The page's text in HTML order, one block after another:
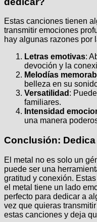
Estas canciones tienen
transmitir emociones
hay algunas razones por
Letras emotivas:
devoción y la
Melodías
belleza en su
Versatilidad :
familiares.
Intensidad
una manera
Conclusión:
El metal no es solo un
puede ser una
gratitud y conexión.
el metal tiene un lado
perfecto para dedicar a
vez que quieras
estas canciones y deja